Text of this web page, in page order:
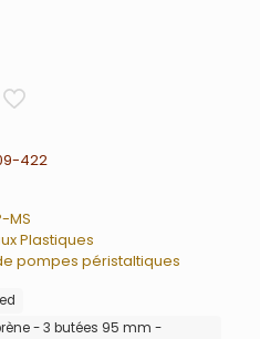
422
MS
Plastiques
pompes péristaltiques
- 3 butées 95 mm -